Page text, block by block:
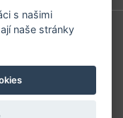
s našimi
naše stránky